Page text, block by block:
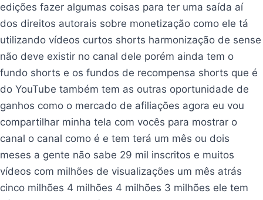
edições fazer algumas coisas para ter uma saída aí
dos direitos autorais sobre monetização como ele tá
utilizando vídeos curtos shorts harmonização de sense
não deve existir no canal dele porém ainda tem o
fundo shorts e os fundos de recompensa shorts que é
do YouTube também tem as outras oportunidade de
ganhos como o mercado de afiliações agora eu vou
compartilhar minha tela com vocês para mostrar o
canal o canal como é e tem terá um mês ou dois
meses a gente não sabe 29 mil inscritos e muitos
vídeos com milhões de visualizações um mês atrás
cinco milhões 4 milhões 4 milhões 3 milhões ele tem